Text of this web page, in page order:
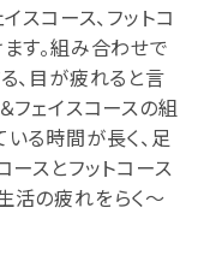
スコース、フットコ
す。組み合わせで
、目が疲れると言
フェイスコースの組
る時間が長く、足
ースとフットコース
活の疲れをらく～